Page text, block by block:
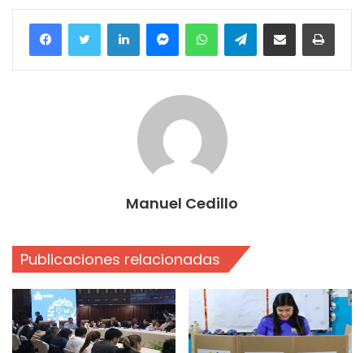
FacebookTwitter LinkedInMessengerWhatsAppTelegramCompartir por correo electrónico
Manuel Cedillo
Publicaciones relacionadas